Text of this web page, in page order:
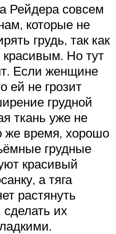
Рейдера совсем
которые не
грудь, так как
красивым. Но тут
Если женщине
ей не грозит
грудной
ткань уже не
же время, хорошо
грудные
красивый
а тяга
растянуть
их